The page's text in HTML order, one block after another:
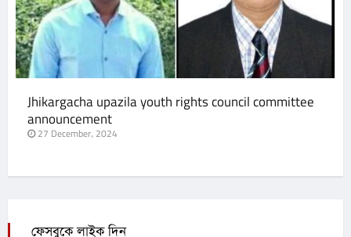
Jhikargacha upazila youth rights council committee
announcement
27 December, 2024
ফেসবুকে লাইক দিন